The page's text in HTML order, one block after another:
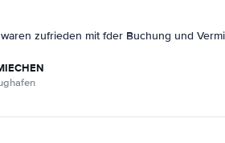
zufrieden mit fder Buchung und